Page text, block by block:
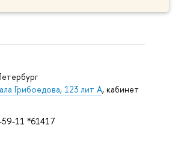
Грибоедова, 123 лит А, кабинет
11 *61417